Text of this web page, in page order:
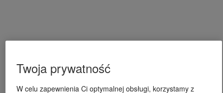
Twoja prywatność
W celu zapewnienia Ci optymalnej obsługi, korzystamy z